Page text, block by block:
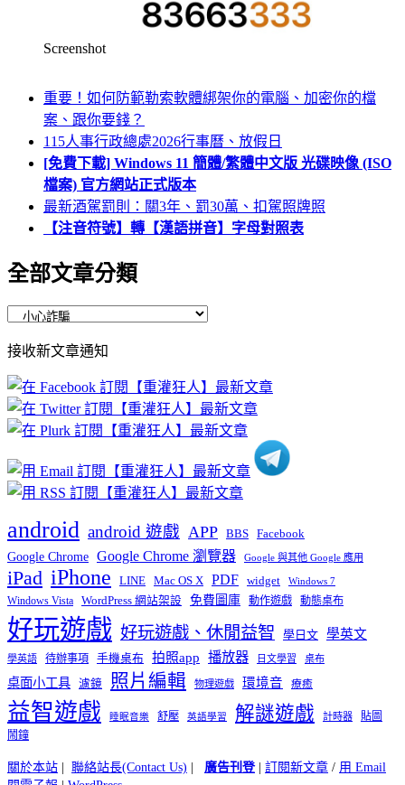
Screenshot
重要！如何防範勒索軟體綁架你的電腦、加密你的檔
案、跟你要錢？
115人事行政總處2026行事曆、放假日
[免費下載] Windows 11 簡體/繁體中文版 光碟映像 (ISO
檔案) 官方網站正式版本
最新酒駕罰則：關3年、罰30萬、扣駕照牌照
【注音符號】轉【漢語拼音】字母對照表
全部文章分類
文
章
分
類
接收新文章通知
android android 遊戲 APP BBS Facebook
Google Chrome Google Chrome 瀏覽器 Google 與其他 Google 應用
iPad iPhone LINE Mac OS X PDF widget Windows 7
Windows Vista WordPress 網站架設 免費圖庫 動作遊戲 動態桌布
好玩遊戲 好玩遊戲、休閒益智 學日文 學英文
學英語 待辦事項 手機桌布 拍照app 播放器 日文學習 桌布
桌面小工具 濾鏡 照片編輯 物理遊戲 環境音 療癒
益智遊戲 睡眠音樂 舒壓 英語學習 解謎遊戲 計時器
貼圖
鬧鐘
關於本站 聯絡站長(Contact Us) 廣告刊登| 訂閱新文章 / 用 Email